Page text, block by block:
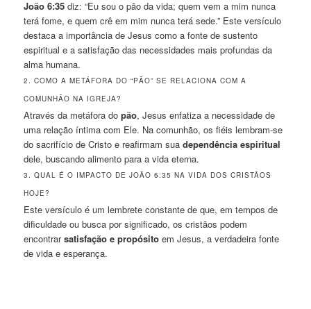
João 6:35 diz: “Eu sou o pão da vida; quem vem a mim nunca
terá fome, e quem crê em mim nunca terá sede.” Este versículo
destaca a importância de Jesus como a fonte de sustento
espiritual e a satisfação das necessidades mais profundas da
alma humana.
2. COMO A METÁFORA DO “PÃO” SE RELACIONA COM A
COMUNHÃO NA IGREJA?
Através da metáfora dopão, Jesus enfatiza a necessidade de
uma relação íntima com Ele. Na comunhão, os fiéis lembram-se
do sacrifício de Cristo e reafirmam suadependência espiritual
dele, buscando alimento para a vida eterna.
3. QUAL É O IMPACTO DE JOÃO 6:35 NA VIDA DOS CRISTÃOS
HOJE?
Este versículo é um lembrete constante de que, em tempos de
dificuldade ou busca por significado, os cristãos podem
encontrarsatisfação e propósito em Jesus, a verdadeira fonte
de vida e esperança.